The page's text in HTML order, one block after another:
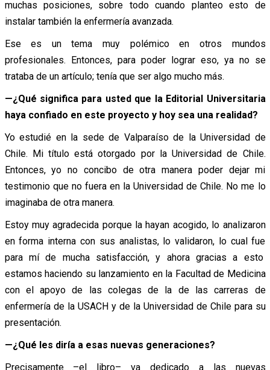
muchas posiciones, sobre todo cuando planteo esto de
instalar también la enfermería avanzada.
Ese es un tema muy polémico en otros mundos
profesionales. Entonces, para poder lograr eso, ya no se
trataba de un artículo; tenía que ser algo mucho más.
—¿Qué significa para usted que la Editorial Universitaria
haya confiado en este proyecto y hoy sea una realidad?
Yo estudié en la sede de Valparaíso de la Universidad de
Chile. Mi título está otorgado por la Universidad de Chile.
Entonces, yo no concibo de otra manera poder dejar mi
testimonio que no fuera en la Universidad de Chile. No me lo
imaginaba de otra manera.
Estoy muy agradecida porque la hayan acogido, lo analizaron
en forma interna con sus analistas, lo validaron, lo cual fue
para mí de mucha satisfacción, y ahora gracias a esto
estamos haciendo su lanzamiento en la Facultad de Medicina
con el apoyo de las colegas de la de las carreras de
enfermería de la USACH y de la Universidad de Chile para su
presentación.
—¿Qué les diría a esas nuevas generaciones?
Precisamente –el libro– va dedicado a las nuevas